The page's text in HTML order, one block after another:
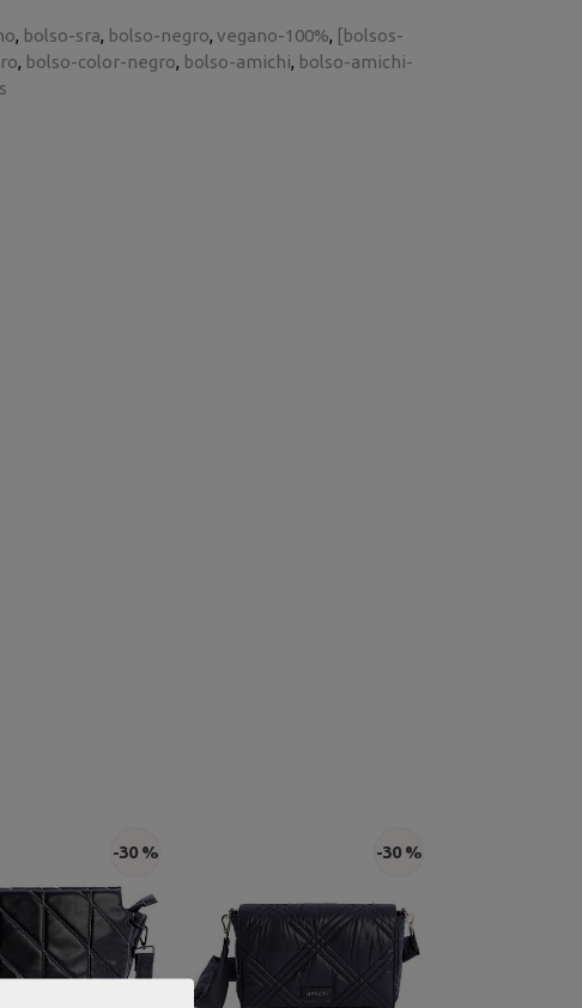
bolso-sra bolso-negro vegano-100% [bolsos-
bolso-color-negro bolso-amichi bolso-amichi-
-30 % -30 %